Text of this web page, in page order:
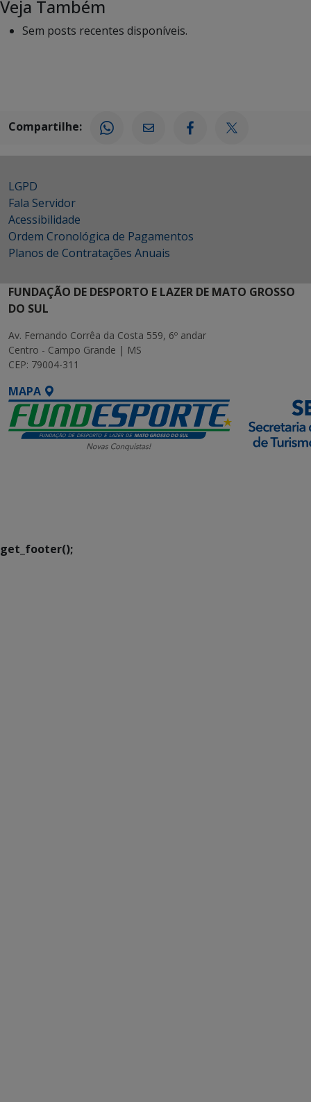
Veja Também
Sem posts recentes disponíveis.
Compartilhe:
LGPD
Fala Servidor
Acessibilidade
Ordem Cronológica de Pagamentos
Planos de Contratações Anuais
FUNDAÇÃO DE DESPORTO E LAZER DE MATO GROSSO
DO SUL
Av. Fernando Corrêa da Costa 559, 6º andar
Centro - Campo Grande | MS
CEP: 79004-311
MAPA
get_footer();